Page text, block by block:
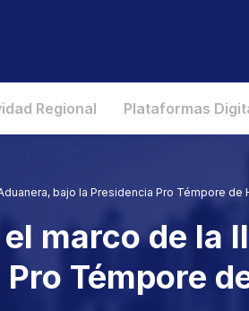
Regional Plataformas
bajo la Presidencia Pro Témpore de
marco de la
Témpore